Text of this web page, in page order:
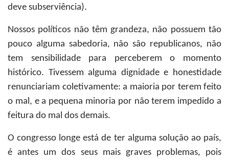
deve subserviência).
Nossos políticos não têm grandeza, não possuem tão
pouco alguma sabedoria, não são republicanos, não
tem sensibilidade para perceberem o momento
histórico. Tivessem alguma dignidade e honestidade
renunciariam coletivamente: a maioria por terem feito
o mal, e a pequena minoria por não terem impedido a
feitura do mal dos demais.
O congresso longe está de ter alguma solução ao país,
é antes um dos seus mais graves problemas, pois